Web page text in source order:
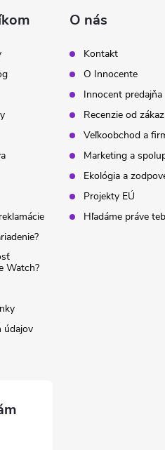
Watch?
údajov
O nás
Kontakt
O Innocente
Innocent predajňa
Recenzie od
Veľkoobchod a
Marketing a
Ekológia a
Projekty EÚ
Hľadáme práve